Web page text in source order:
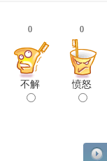
0
不解
0
愤怒